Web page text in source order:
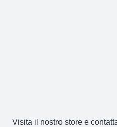
Visita il nostro store e